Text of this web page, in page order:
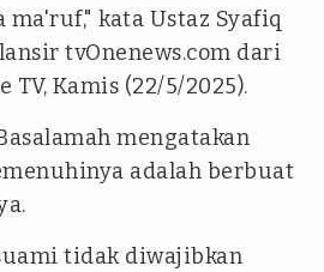
ma'ruf," kata Ustaz Syafiq
tvOnenews.com dari
TV, Kamis (22/5/2025).
mengatakan
adalah berbuat
tidak diwajibkan